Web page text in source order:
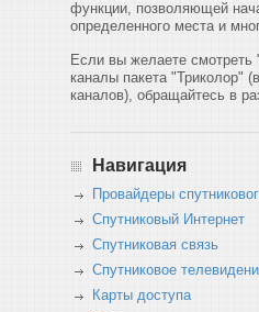
функции, позволяющей
определенного места и
Если вы желаете смотреть
каналы пакета "Триколор"
каналов), обращайтесь в
Навигация
Провайдеры
Спутниковый Интернет
Спутниковая связь
Спутниковое
Карты доступа